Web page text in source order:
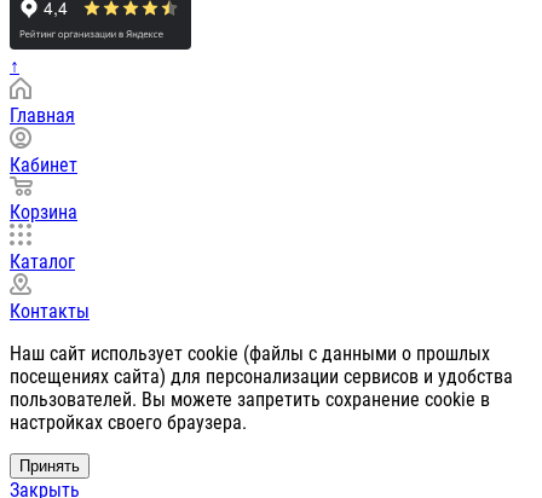
↑
Главная
Кабинет
Корзина
Каталог
Контакты
Наш сайт использует cookie (файлы с данными о прошлых
посещениях сайта) для персонализации сервисов и удобства
пользователей. Вы можете запретить сохранение cookie в
настройках своего браузера.
Принять
Закрыть